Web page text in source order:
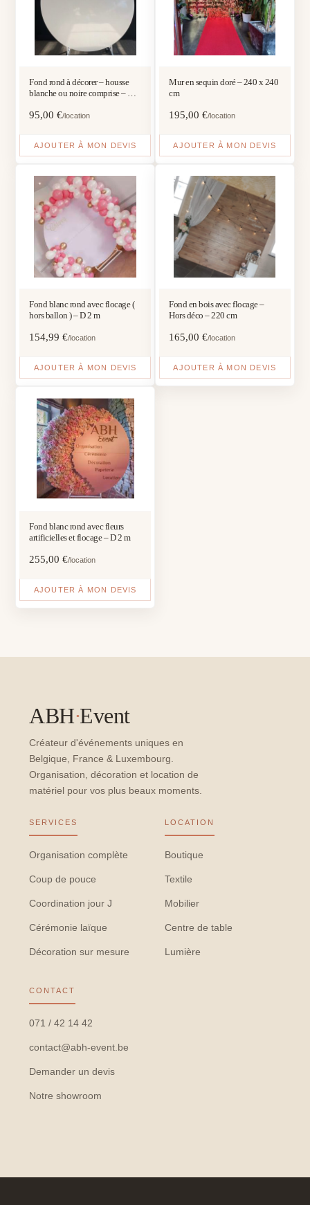
Fond rond à décorer – housse
blanche ou noire comprise – D 2
95,00€/location
AJOUTER À MON DEVIS
Mur en sequin doré – 240 x 240
cm
195,00 €/location
AJOUTER À MON DEVIS
Fond blanc rond avec flocage (
hors ballon ) – D 2 m
154,99€/location
AJOUTER À MON DEVIS
Fond en bois avec flocage –
Hors déco – 220 cm
165,00 €/location
AJOUTER À MON DEVIS
Fond blanc rond avec fleurs
artificielles et flocage – D 2 m
255,00€/location
AJOUTER À MON DEVIS
ABH·Event
Créateur d'événements uniques en
Belgique, France & Luxembourg.
Organisation, décoration et location de
matériel pour vos plus beaux moments.
SERVICES
Organisation complète
Coup de pouce
Coordination jour J
Cérémonie laïque
Décoration sur mesure
LOCATION
Boutique
Textile
Mobilier
Centre de table
Lumière
CONTACT
071 / 42 14 42
contact@abh-event.be
Demander un devis
Notre showroom